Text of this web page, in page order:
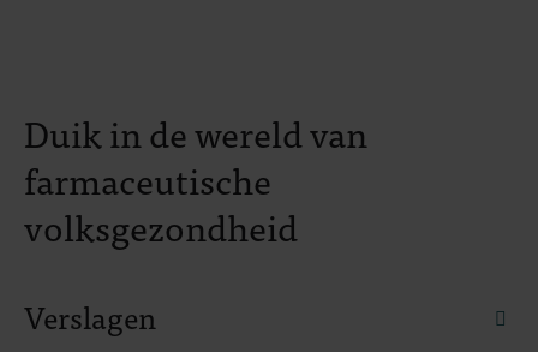
Duik in de wereld van
farmaceutische
volksgezondheid
Verslagen